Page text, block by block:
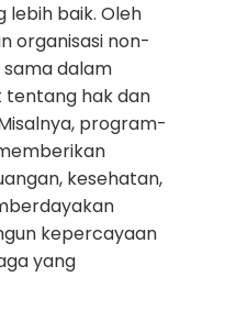
lebih baik. Oleh
organisasi non-
dalam
tentang hak dan
program-
kesehatan,
kepercayaan
yang